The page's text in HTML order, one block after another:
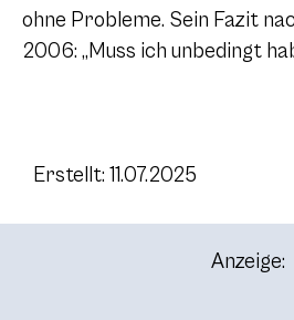
ohne Probleme. Sein Fazit
2006: „Muss ich unbedingt
Erstellt: 11.07.2025
Anzeige: